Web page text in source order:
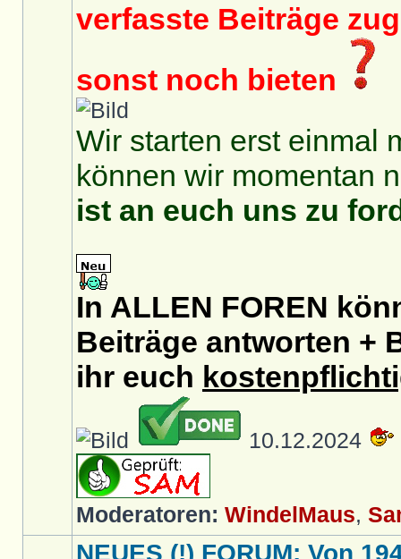
verfasste Beiträge
sonst noch bieten
Wir starten erst einmal
können wir momentan
ist an euch uns zu
In ALLEN FOREN
Beiträge antworten +
ihr euch
10.12.2024
Moderatoren: WindelMaus,
NEUES (!) FORUM: Von